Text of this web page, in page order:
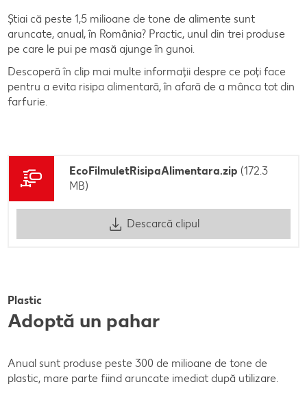
Știai că peste 1,5 milioane de tone de alimente sunt
aruncate, anual, în România? Practic, unul din trei produse
pe care le pui pe masă ajunge în gunoi.
Descoperă în clip mai multe informații despre ce poți face
pentru a evita risipa alimentară, în afară de a mânca tot din
farfurie.
EcoFilmuletRisipaAlimentara.zip (172.3
MB)
Descarcă clipul
Plastic
Adoptă un pahar
Anual sunt produse peste 300 de milioane de tone de
plastic, mare parte fiind aruncate imediat după utilizare.